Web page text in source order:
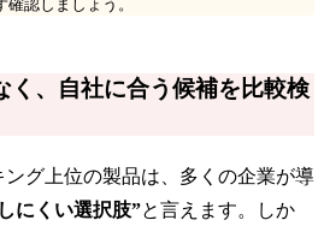
認しましょう。
く、自社に合う候補を比較検
グ上位の製品は、多くの企業が導
にくい選択肢”と言えます。しか